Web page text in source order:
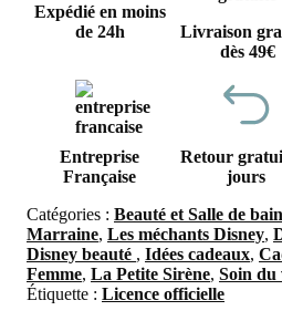
Expédié en moins
de 24h
Livraison
dès 49€
Entreprise
Française
Retour
jours
Catégories : Beauté et Salle de bain
Marraine, Les méchants Disney,
Disney beauté , Idées cadeaux,
Femme, La Petite Sirène, Soin du
Étiquette : Licence officielle